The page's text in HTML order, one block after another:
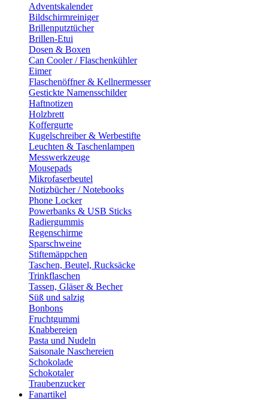
Adventskalender
Bildschirmreiniger
Brillenputztücher
Brillen-Etui
Dosen & Boxen
Can Cooler / Flaschenkühler
Eimer
Flaschenöffner & Kellnermesser
Gestickte Namensschilder
Haftnotizen
Holzbrett
Koffergurte
Kugelschreiber & Werbestifte
Leuchten & Taschenlampen
Messwerkzeuge
Mousepads
Mikrofaserbeutel
Notizbücher / Notebooks
Phone Locker
Powerbanks & USB Sticks
Radiergummis
Regenschirme
Sparschweine
Stiftemäppchen
Taschen, Beutel, Rucksäcke
Trinkflaschen
Tassen, Gläser & Becher
Süß und salzig
Bonbons
Fruchtgummi
Knabbereien
Pasta und Nudeln
Saisonale Naschereien
Schokolade
Schokotaler
Traubenzucker
Fanartikel